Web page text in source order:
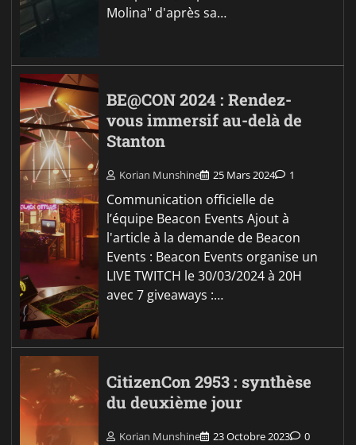
Molina" d'après sa…
BE@CON 2024 : Rendez-
vous immersif au-delà de
Stanton
Korian Munshine 25 Mars 2024 1
Communication officielle de
l’équipe Beacon Events Ajout à
l'article à la demande de Beacon
Events : Beacon Events organise un
LIVE TWITCH le 30/03/2024 à 20H
avec 7 giveaways :…
CitizenCon 2953 : synthèse
du deuxième jour
Korian Munshine 23 Octobre 2023 0